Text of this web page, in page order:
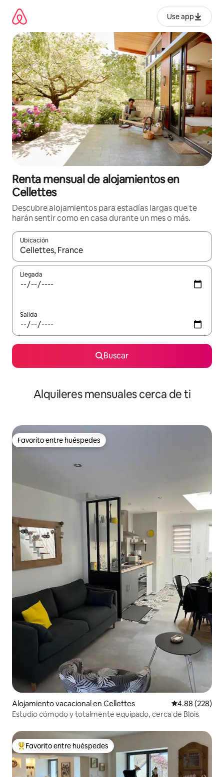
contenido
Use app
Renta mensual de alojamientos en
Cellettes
Descubre alojamientos para estadías largas que te
harán sentir como en casa durante un mes o más.
Ubicación
Cuando los resultados estén disponibles, navega con las
Llegada
Salida
Buscar
Alquileres mensuales cerca de ti
Favorito entre huéspedes
Favorito entre huéspedes
Alojamiento vacacional en Cellettes Calificación
4.88 (228)
Estudio cómodo y totalmente equipado, cerca de Blois
Favorito entre huéspedes preferido
Favorito entre huéspedes